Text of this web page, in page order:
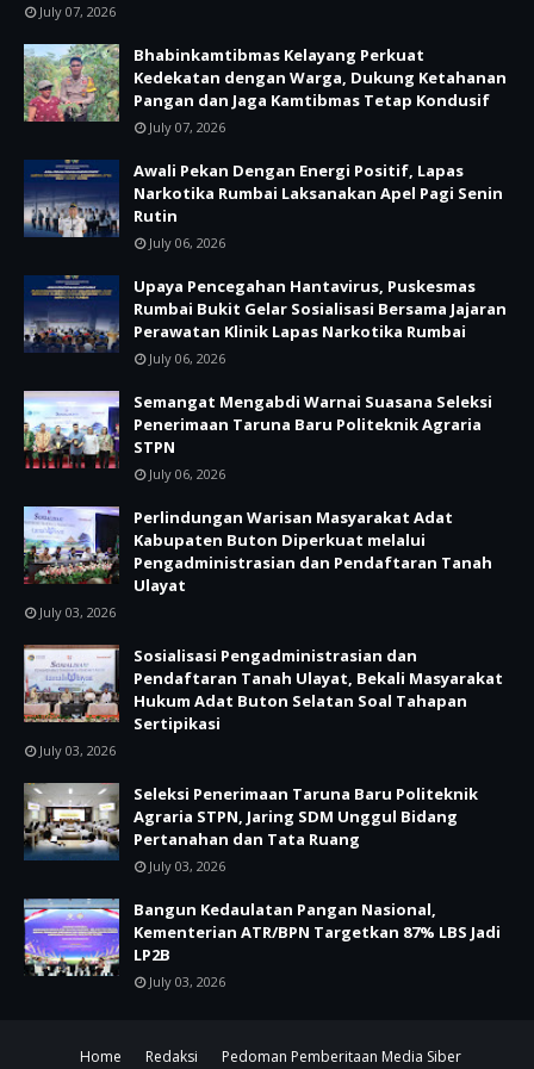
July 07, 2026
Bhabinkamtibmas Kelayang Perkuat
Kedekatan dengan Warga, Dukung Ketahanan
Pangan dan Jaga Kamtibmas Tetap Kondusif
July 07, 2026
Awali Pekan Dengan Energi Positif, Lapas
Narkotika Rumbai Laksanakan Apel Pagi Senin
Rutin
July 06, 2026
Upaya Pencegahan Hantavirus, Puskesmas
Rumbai Bukit Gelar Sosialisasi Bersama Jajaran
Perawatan Klinik Lapas Narkotika Rumbai
July 06, 2026
Semangat Mengabdi Warnai Suasana Seleksi
Penerimaan Taruna Baru Politeknik Agraria
STPN
July 06, 2026
Perlindungan Warisan Masyarakat Adat
Kabupaten Buton Diperkuat melalui
Pengadministrasian dan Pendaftaran Tanah
Ulayat
July 03, 2026
Sosialisasi Pengadministrasian dan
Pendaftaran Tanah Ulayat, Bekali Masyarakat
Hukum Adat Buton Selatan Soal Tahapan
Sertipikasi
July 03, 2026
Seleksi Penerimaan Taruna Baru Politeknik
Agraria STPN, Jaring SDM Unggul Bidang
Pertanahan dan Tata Ruang
July 03, 2026
Bangun Kedaulatan Pangan Nasional,
Kementerian ATR/BPN Targetkan 87% LBS Jadi
LP2B
July 03, 2026
Home Redaksi Pedoman Pemberitaan Media Siber